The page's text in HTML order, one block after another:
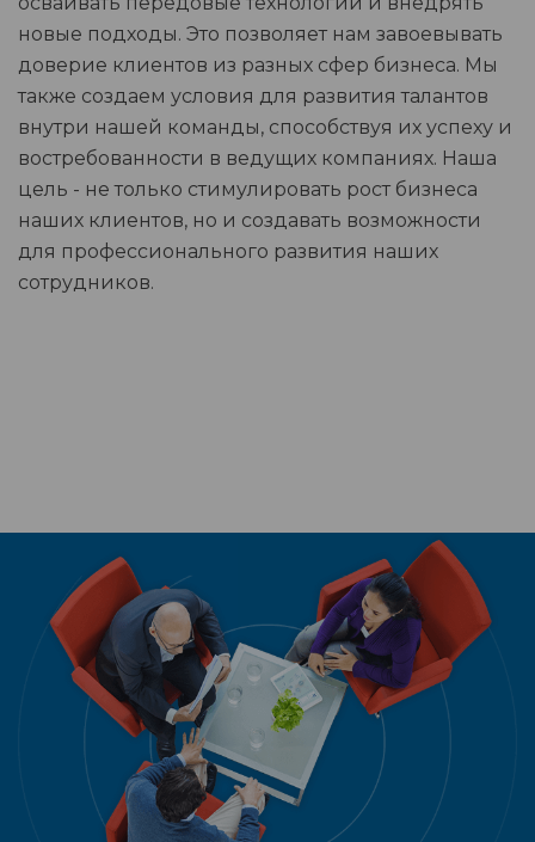
новые подходы. Это позволяет нам завоевывать
доверие клиентов из разных сфер бизнеса. Мы
также создаем условия для развития талантов
внутри нашей команды, способствуя их успеху и
востребованности в ведущих компаниях. Наша
цель - не только стимулировать рост бизнеса
наших клиентов, но и создавать возможности
для профессионального развития наших
сотрудников.